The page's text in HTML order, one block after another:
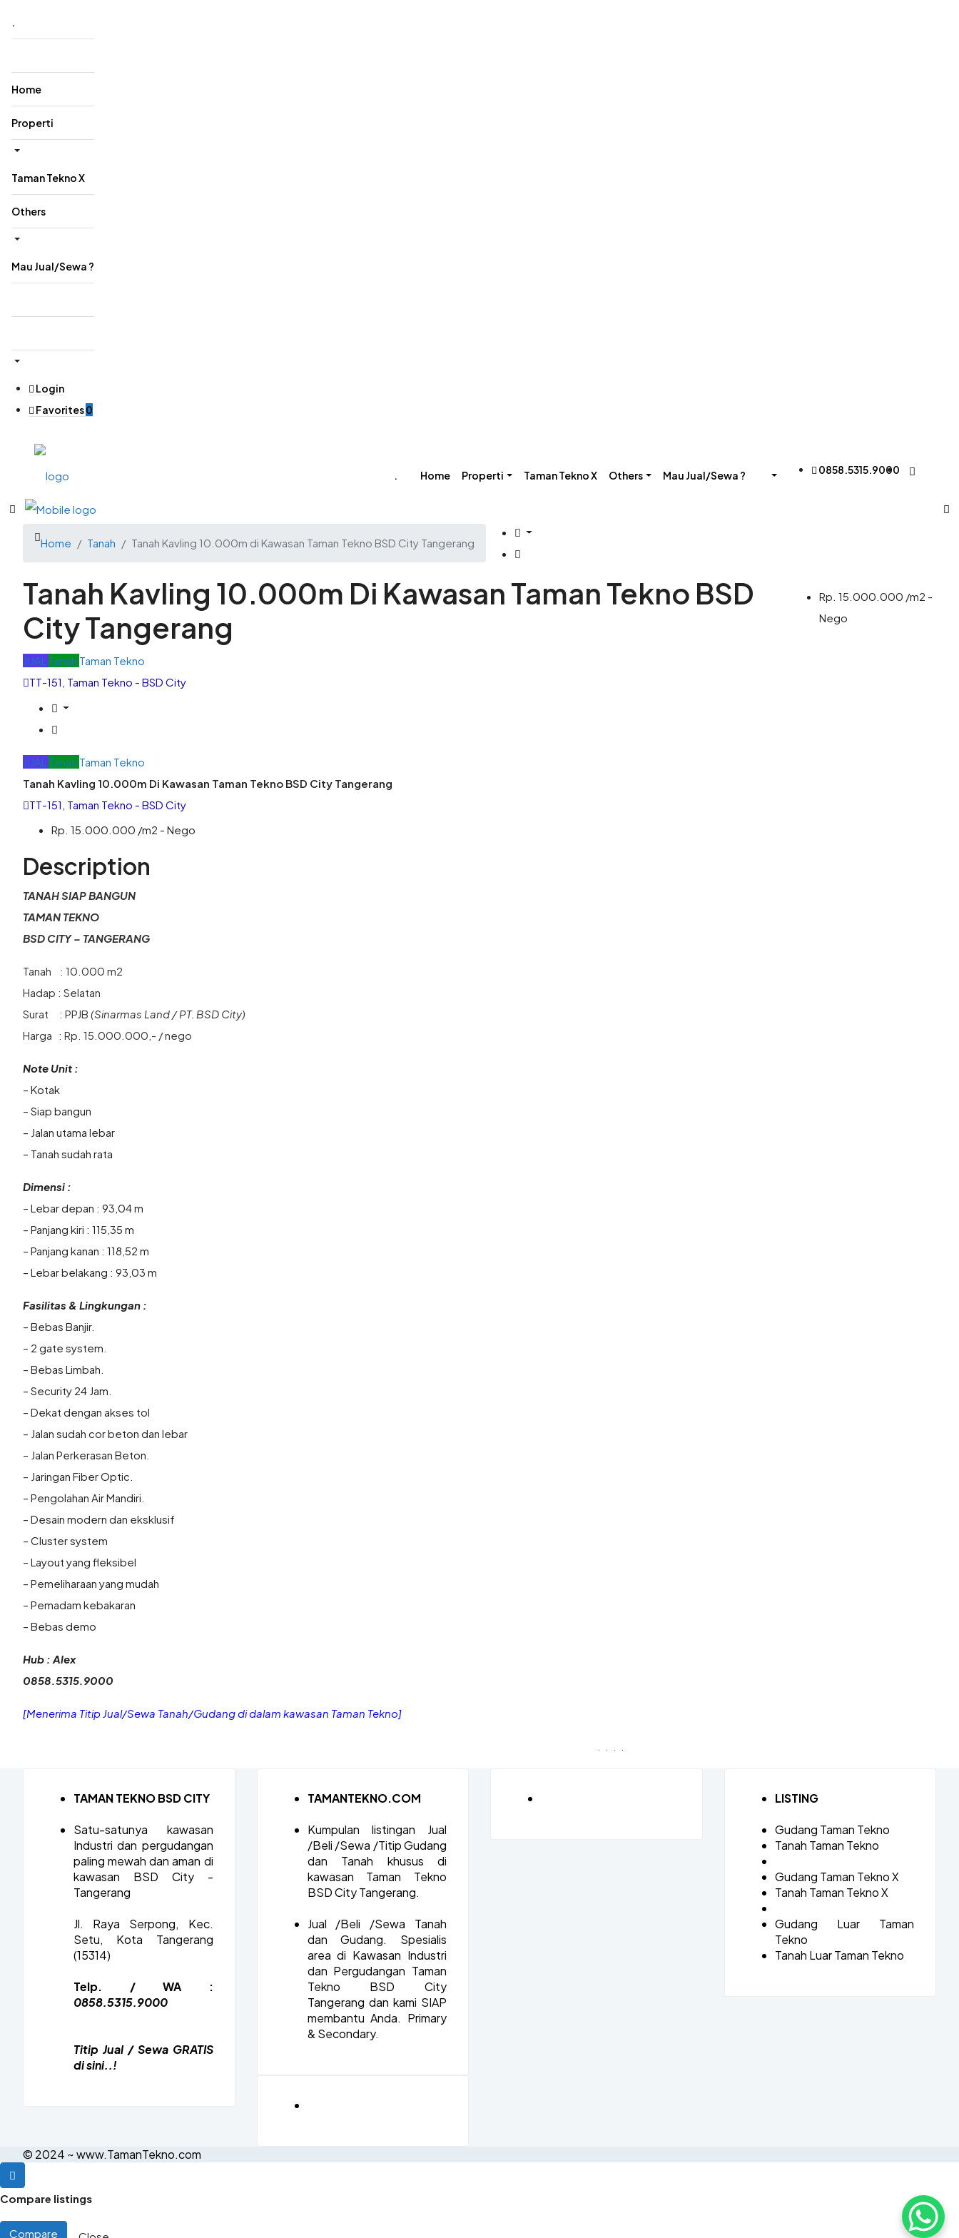
‎.
Home
Properti
Taman Tekno X
Others
Mau Jual/Sewa ?
Login
Favorites0
‎. Home Properti Taman Tekno X Others Mau Jual/Sewa ? 0858.5315.9000
Home Tanah Tanah Kavling 10.000m di Kawasan Taman Tekno BSD City Tangerang
Tanah Kavling 10.000m Di Kawasan Taman Tekno BSD
City Tangerang
Rp. 15.000.000 /m2 -
Nego
JUAL Tanah Taman Tekno
TT-151, Taman Tekno - BSD City
JUAL Tanah Taman Tekno
Tanah Kavling 10.000m Di Kawasan Taman Tekno BSD City Tangerang
TT-151, Taman Tekno - BSD City
Rp. 15.000.000 /m2 - Nego
Description
TANAH SIAP BANGUN
TAMAN TEKNO
BSD CITY – TANGERANG
Tanah : 10.000 m2
Hadap : Selatan
Surat : PPJB (Sinarmas Land / PT. BSD City)
Harga : Rp. 15.000.000,- / nego
Note Unit :
– Kotak
– Siap bangun
– Jalan utama lebar
– Tanah sudah rata
Dimensi :
– Lebar depan : 93,04 m
– Panjang kiri : 115,35 m
– Panjang kanan : 118,52 m
– Lebar belakang : 93,03 m
Fasilitas & Lingkungan :
– Bebas Banjir.
– 2 gate system.
– Bebas Limbah.
– Security 24 Jam.
– Dekat dengan akses tol
– Jalan sudah cor beton dan lebar
– Jalan Perkerasan Beton.
– Jaringan Fiber Optic.
– Pengolahan Air Mandiri.
– Desain modern dan eksklusif
– Cluster system
– Layout yang fleksibel
– Pemeliharaan yang mudah
– Pemadam kebakaran
– Bebas demo
Hub : Alex
0858.5315.9000
[Menerima Titip Jual/Sewa Tanah/Gudang di dalam kawasan Taman Tekno]
TAMAN TEKNO BSD CITY
Satu-satunya kawasan
Industri dan pergudangan
paling mewah dan aman di
kawasan BSD City -
Tangerang
Jl. Raya Serpong, Kec.
Setu, Kota Tangerang
(15314)
Telp. / WA :
0858.5315.9000
Titip Jual / Sewa GRATIS
di sini..!
TAMANTEKNO.COM
Kumpulan listingan Jual
/Beli /Sewa /Titip Gudang
dan Tanah khusus di
kawasan Taman Tekno
BSD City Tangerang.
Jual /Beli /Sewa Tanah
dan Gudang. Spesialis
area di Kawasan Industri
dan Pergudangan Taman
Tekno BSD City
Tangerang dan kami SIAP
membantu Anda. Primary
& Secondary.
LISTING
Gudang Taman Tekno
Tanah Taman Tekno
Gudang Taman Tekno X
Tanah Taman Tekno X
Gudang Luar Taman
Tekno
Tanah Luar Taman Tekno
© 2024 ~ www.TamanTekno.com
Compare listings
Compare